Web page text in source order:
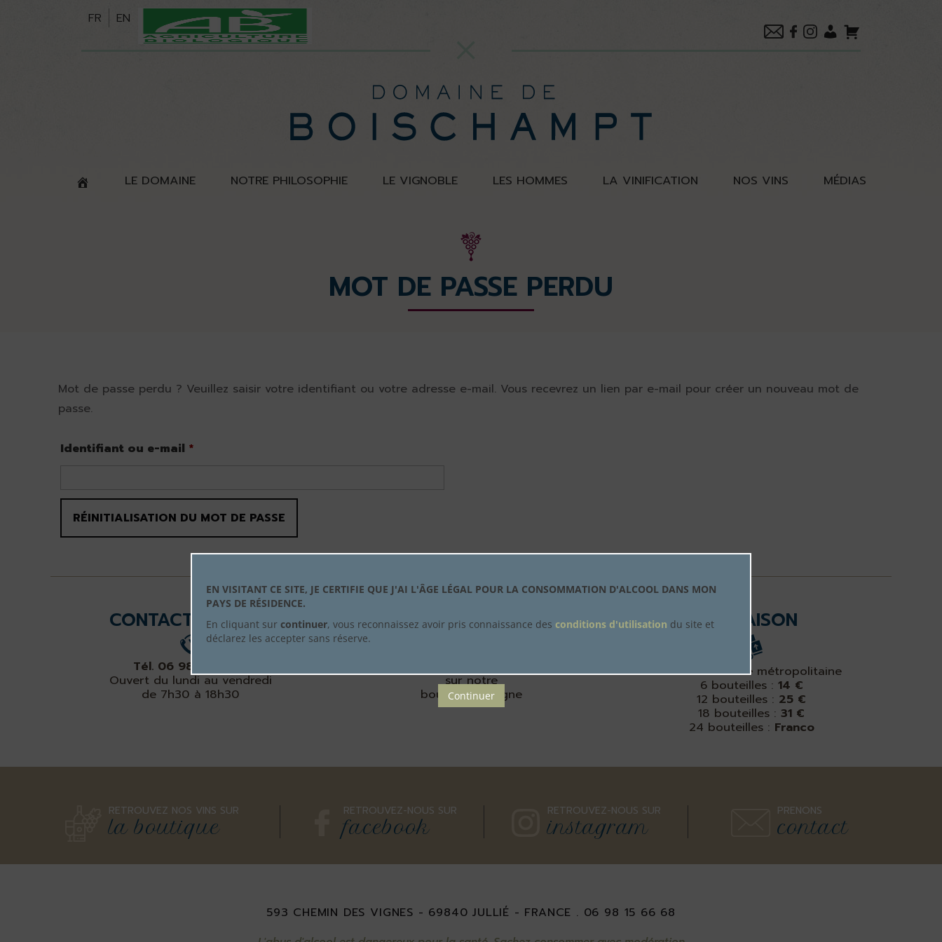
FR EN
LE DOMAINE NOTRE PHILOSOPHIE LE VIGNOBLE LES HOMMES LA VINIFICATION NOS VINS MÉDIAS
MOT DE PASSE PERDU
Mot de passe perdu ? Veuillez saisir votre identifiant ou votre adresse e-mail. Vous recevrez un lien par e-mail pour créer un nouveau mot de
passe.
Identifiant ou e-mail *Obligatoire
RÉINITIALISATION DU MOT DE PASSE
CONTACTEZ-NOUS
Tél. 06 98 15 66 68
Ouvert du lundi au vendredi
de 7h30 à 18h30
PAIEMENT SÉCURISÉ
sur notre
boutique en ligne
LIVRAISON
Livraison France métropolitaine
6 bouteilles : 14 €
12 bouteilles : 25 €
18 bouteilles : 31 €
24 bouteilles : Franco
RETROUVEZ NOS VINS SUR
la boutique
RETROUVEZ-NOUS SUR
facebook
RETROUVEZ-NOUS SUR
instagram
PRENONS
contact
593 CHEMIN DES VIGNES - 69840 JULLIÉ - FRANCE . 06 98 15 66 68
EN VISITANT CE SITE, JE CERTIFIE QUE J'AI L'ÂGE LÉGAL POUR LA CONSOMMATION D'ALCOOL DANS MON
PAYS DE RÉSIDENCE.
En cliquant sur continuer, vous reconnaissez avoir pris connaissance des conditions d'utilisation du site et
déclarez les accepter sans réserve.
Continuer